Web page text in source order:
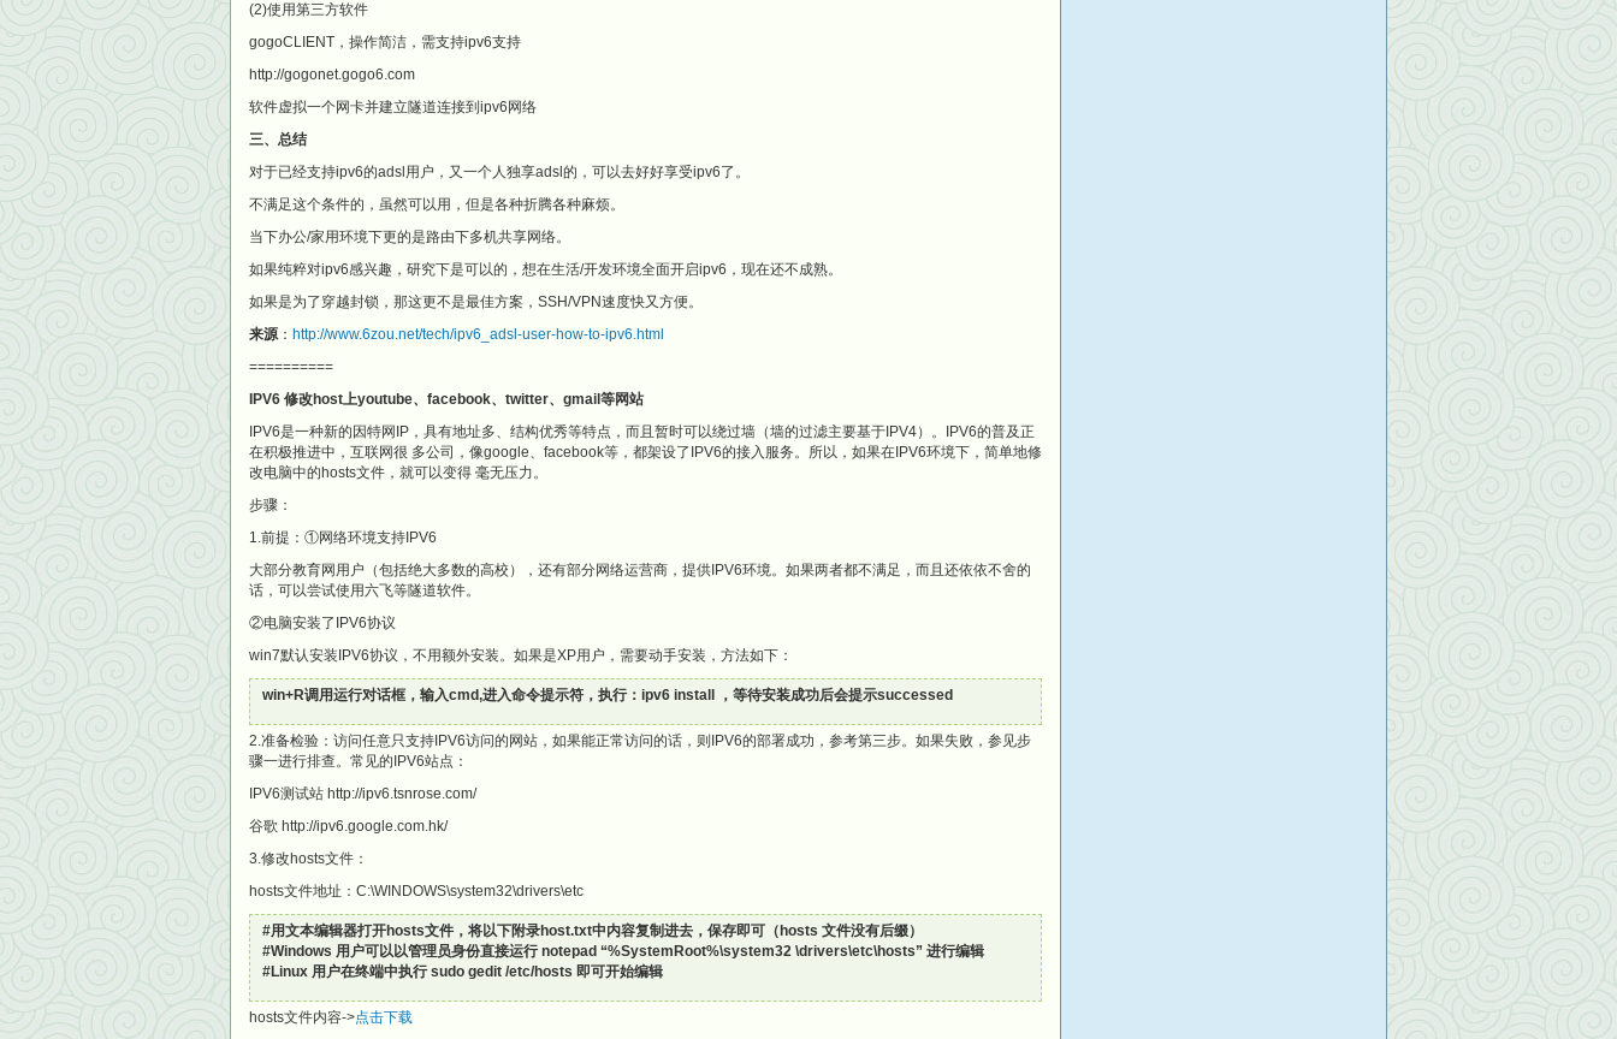
(2)使用第三方软件
gogoCLIENT，操作简洁，需支持ipv6支持
http://gogonet.gogo6.com
软件虚拟一个网卡并建立隧道连接到ipv6网络
三、总结
对于已经支持ipv6的adsl用户，又一个人独享adsl的，可以去好好享受ipv6了。
不满足这个条件的，虽然可以用，但是各种折腾各种麻烦。
当下办公/家用环境下更的是路由下多机共享网络。
如果纯粹对ipv6感兴趣，研究下是可以的，想在生活/开发环境全面开启ipv6，现在还不成熟。
如果是为了穿越封锁，那这更不是最佳方案，SSH/VPN速度快又方便。
来源： http://www.6zou.net/tech/ipv6_adsl-user-how-to-ipv6.html
==========
IPV6 修改host上youtube、facebook、twitter、gmail等网站
IPV6是一种新的因特网IP，具有地址多、结构优秀等特点，而且暂时可以绕过墙（墙的过滤主要基于IPV4）。IPV6的普及正
在积极推进中，互联网很 多公司，像google、facebook等，都架设了IPV6的接入服务。所以，如果在IPV6环境下，简单地修
改电脑中的hosts文件，就可以变得 毫无压力。
步骤：
1.前提：①网络环境支持IPV6
大部分教育网用户（包括绝大多数的高校），还有部分网络运营商，提供IPV6环境。如果两者都不满足，而且还依依不舍的
话，可以尝试使用六飞等隧道软件。
②电脑安装了IPV6协议
win7默认安装IPV6协议，不用额外安装。如果是XP用户，需要动手安装，方法如下：
win+R调用运行对话框，输入cmd,进入命令提示符，执行：ipv6 install ，等待安装成功后会提示successed
2.准备检验：访问任意只支持IPV6访问的网站，如果能正常访问的话，则IPV6的部署成功，参考第三步。如果失败，参见步
骤一进行排查。常见的IPV6站点：
IPV6测试站 http://ipv6.tsnrose.com/
谷歌 http://ipv6.google.com.hk/
3.修改hosts文件：
hosts文件地址：C:\WINDOWS\system32\drivers\etc
#用文本编辑器打开hosts文件，将以下附录host.txt中内容复制进去，保存即可（hosts 文件没有后缀）
#Windows 用户可以以管理员身份直接运行 notepad “%SystemRoot%\system32 \drivers\etc\hosts” 进行编辑
#Linux 用户在终端中执行 sudo gedit /etc/hosts 即可开始编辑
hosts文件内容->点击下载